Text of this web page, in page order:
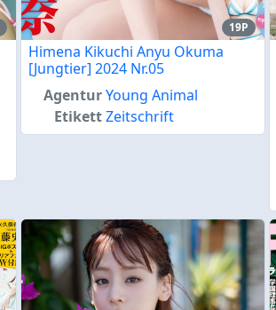
19P
Himena Kikuchi Anyu Okuma
[Jungtier] 2024 Nr.05
AgenturYoung Animal
EtikettZeitschrift